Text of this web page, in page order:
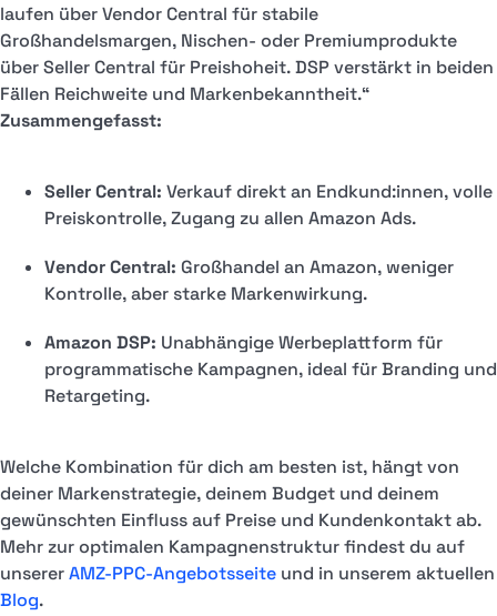
laufen über Vendor Central für stabile
Großhandelsmargen, Nischen- oder Premiumprodukte
über Seller Central für Preishoheit. DSP verstärkt in beiden
Fällen Reichweite und Markenbekanntheit.“
Zusammengefasst:
Seller Central: Verkauf direkt an Endkund:innen, volle
Preiskontrolle, Zugang zu allen Amazon Ads.
Vendor Central: Großhandel an Amazon, weniger
Kontrolle, aber starke Markenwirkung.
Amazon DSP: Unabhängige Werbeplattform für
programmatische Kampagnen, ideal für Branding und
Retargeting.
Welche Kombination für dich am besten ist, hängt von
deiner Markenstrategie, deinem Budget und deinem
gewünschten Einfluss auf Preise und Kundenkontakt ab.
Mehr zur optimalen Kampagnenstruktur findest du auf
unsererAMZ-PPC-Angebotsseite und in unserem aktuellen
Blog.